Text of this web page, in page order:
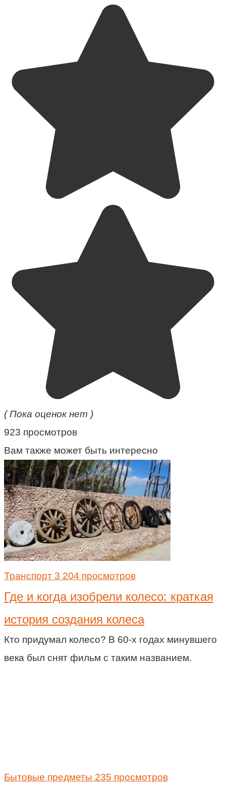
( Пока оценок нет )
923 просмотров
Вам также может быть интересно
Транспорт 3 204 просмотров
Где и когда изобрели колесо: краткая
история создания колеса
Кто придумал колесо? В 60-х годах минувшего
века был снят фильм с таким названием.
Бытовые предметы 235 просмотров